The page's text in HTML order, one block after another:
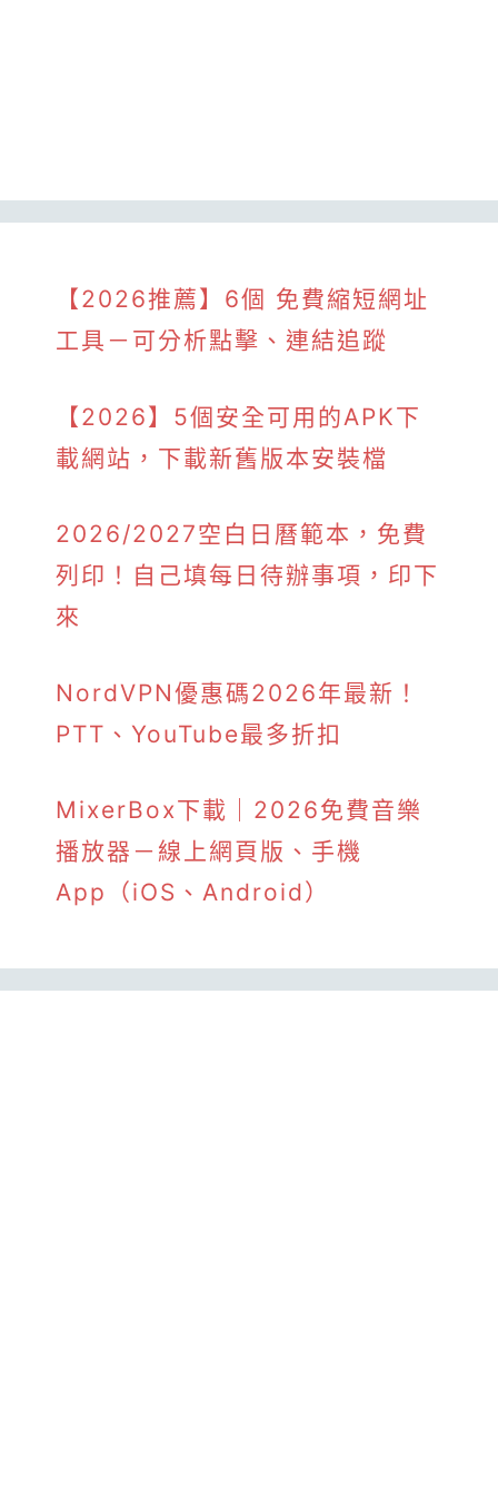
【2026推薦】6個 免費縮短網址
工具－可分析點擊、連結追蹤
【2026】5個安全可用的APK下
載網站，下載新舊版本安裝檔
2026/2027空白日曆範本，免費
列印！自己填每日待辦事項，印下
來
NordVPN優惠碼2026年最新！
PTT、YouTube最多折扣
MixerBox下載｜2026免費音樂
播放器－線上網頁版、手機
App（iOS、Android）